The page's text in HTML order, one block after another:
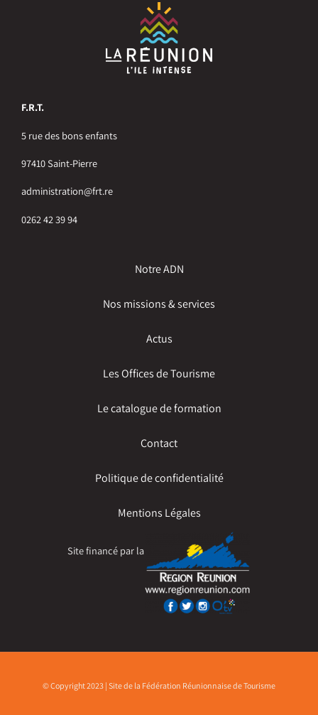
F.R.T.
5 rue des bons enfants
97410 Saint-Pierre
administration@frt.re
0262 42 39 94
Notre ADN
Nos missions & services
Actus
Les Offices de Tourisme
Le catalogue de formation
Contact
Politique de confidentialité
Mentions Légales
Site financé par la
© Copyright 2023 | Site de la Fédération Réunionnaise de Tourisme